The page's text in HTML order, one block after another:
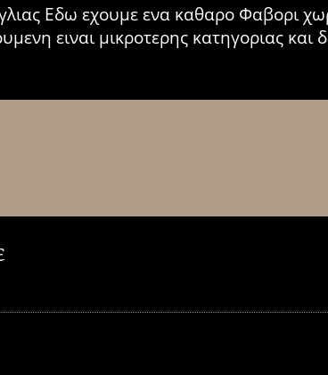
Εδω εχουμε ενα καθαρο Φαβορι
ειναι μικροτερης κατηγοριας και